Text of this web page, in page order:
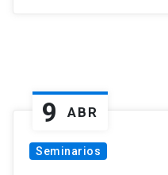
9 ABR
Seminarios